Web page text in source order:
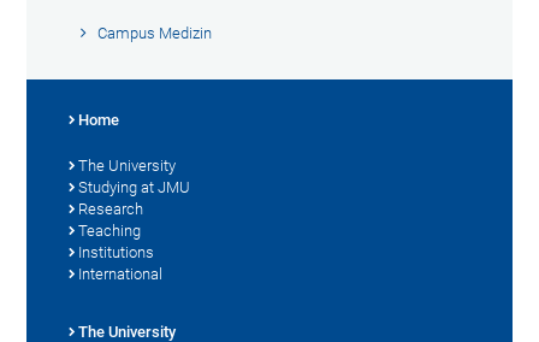
Campus Medizin
Home
The University
Studying at JMU
Research
Teaching
Institutions
International
The University